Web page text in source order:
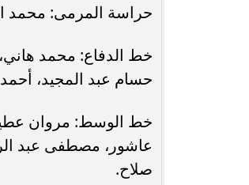
حراسة المرمى: محمد
خط الدفاع: محمد
حسام عبد المجيد،
خط الوسط: مروان
عاشور، مصطفى عبد
صلاح.